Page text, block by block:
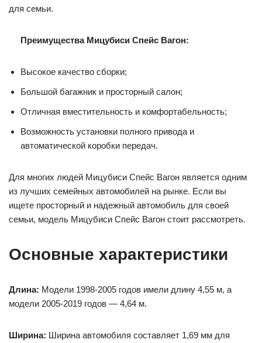
для семьи.
Преимущества Мицубиси Спейс Вагон:
Высокое качество сборки;
Большой багажник и просторный салон;
Отличная вместительность и комфортабельность;
Возможность установки полного привода и
автоматической коробки передач.
Для многих людей Мицубиси Спейс Вагон является одним
из лучших семейных автомобилей на рынке. Если вы
ищете просторный и надежный автомобиль для своей
семьи, модель Мицубиси Спейс Вагон стоит рассмотреть.
Основные характеристики
Длина: Модели 1998-2005 годов имели длину 4,55 м, а
модели 2005-2019 годов — 4,64 м.
Ширина: Ширина автомобиля составляет 1,69 мм для